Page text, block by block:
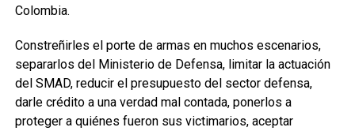
Colombia.
Constreñirles el porte de armas en muchos escenarios,
separarlos del Ministerio de Defensa, limitar la actuación
del SMAD, reducir el presupuesto del sector defensa,
darle crédito a una verdad mal contada, ponerlos a
proteger a quiénes fueron sus victimarios, aceptar